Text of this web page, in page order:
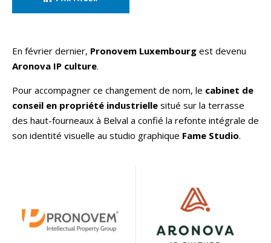
En février dernier, Pronovem Luxembourg est devenu
Aronova IP culture.
Pour accompagner ce changement de nom, le cabinet de
conseil en propriété industrielle situé sur la terrasse
des haut-fourneaux à Belval a confié la refonte intégrale de
son identité visuelle au studio graphique Fame Studio.